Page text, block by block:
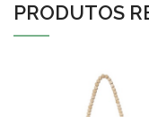
PRODUTOS